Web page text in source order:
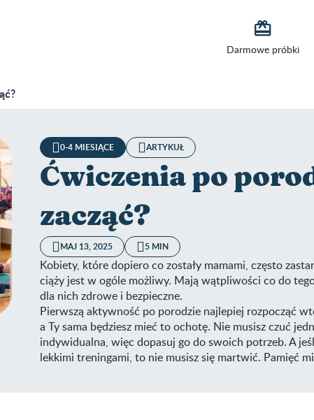

Darmowe próbki
0-4 MIESIĄCE ARTYKUŁ
Ćwiczenia po
zacząć?
MAJ 13, 2025 5 MIN
Kobiety, które dopiero co zostały mamami, często
ciąży jest w ogóle możliwy. Mają wątpliwości co do
dla nich zdrowe i bezpieczne.
Pierwszą aktywność po porodzie najlepiej rozpocząć
a Ty sama będziesz mieć to ochotę. Nie musisz czuć
indywidualna, więc dopasuj go do swoich potrzeb. A
lekkimi treningami, to nie musisz się martwić. Pamięć